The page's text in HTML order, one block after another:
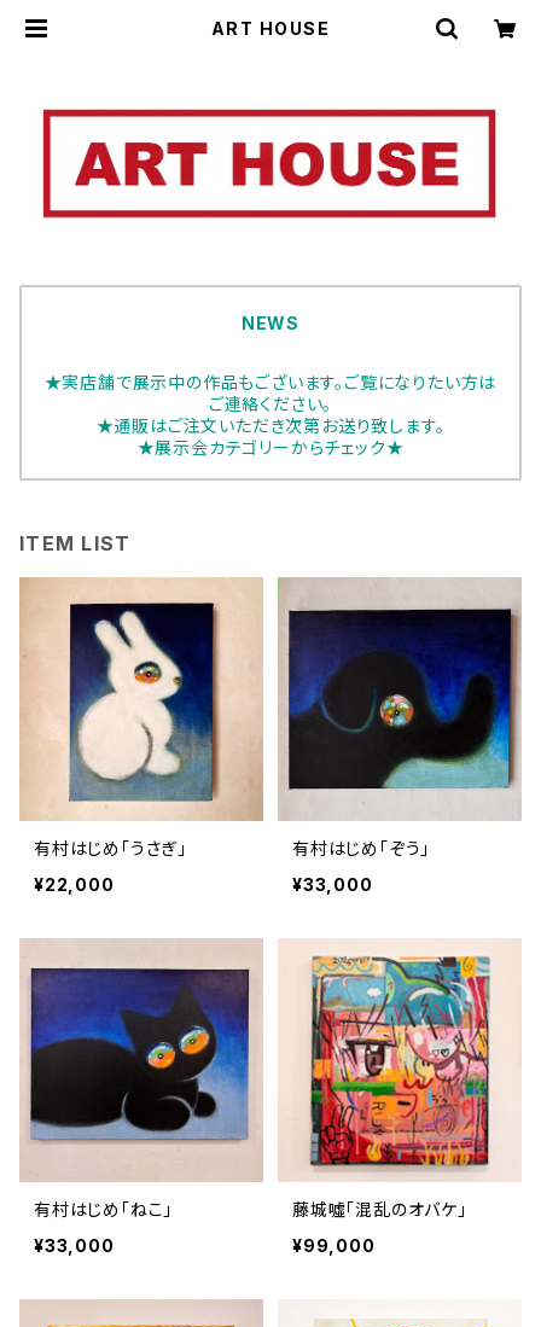
ART HOUSE
NEWS
★実店舗で展示中の作品もございます。ご覧になりたい方は
ご連絡ください。
★通販はご注文いただき次第お送り致します。
★展示会カテゴリーからチェック★
ITEM LIST
有村はじめ「うさぎ」
¥22,000
有村はじめ「ぞう」
¥33,000
有村はじめ「ねこ」
¥33,000
藤城噓「混乱のオバケ」
¥99,000